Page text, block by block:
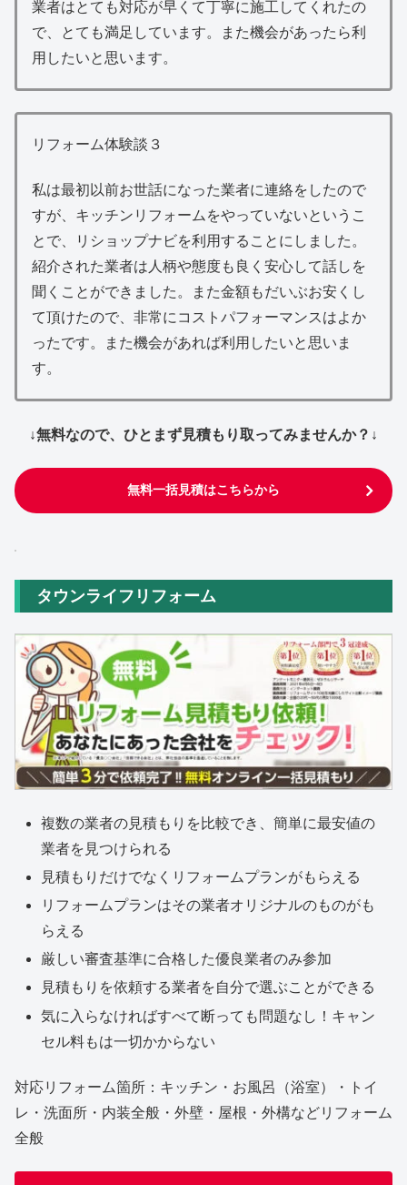
業者はとても対応が早くて丁寧に施工してくれたの
で、とても満足しています。また機会があったら利
用したいと思います。
リフォーム体験談３
私は最初以前お世話になった業者に連絡をしたので
すが、キッチンリフォームをやっていないというこ
とで、リショップナビを利用することにしました。
紹介された業者は人柄や態度も良く安心して話しを
聞くことができました。また金額もだいぶお安くし
て頂けたので、非常にコストパフォーマンスはよか
ったです。また機会があれば利用したいと思いま
す。
↓無料なので、ひとまず見積もり取ってみませんか？↓
無料一括見積はこちらから
タウンライフリフォーム
複数の業者の見積もりを比較でき、簡単に最安値の
業者を見つけられる
見積もりだけでなくリフォームプランがもらえる
リフォームプランはその業者オリジナルのものがも
らえる
厳しい審査基準に合格した優良業者のみ参加
見積もりを依頼する業者を自分で選ぶことができる
気に入らなければすべて断っても問題なし！キャン
セル料もは一切かからない
対応リフォーム箇所：キッチン・お風呂（浴室）・トイ
レ・洗面所・内装全般・外壁・屋根・外構などリフォーム
全般